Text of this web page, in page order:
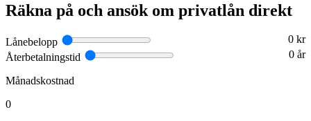
Räkna på och ansök om privatlån direkt
0 kr
Lånebelopp
0 år
Återbetalningstid
Månadskostnad
0